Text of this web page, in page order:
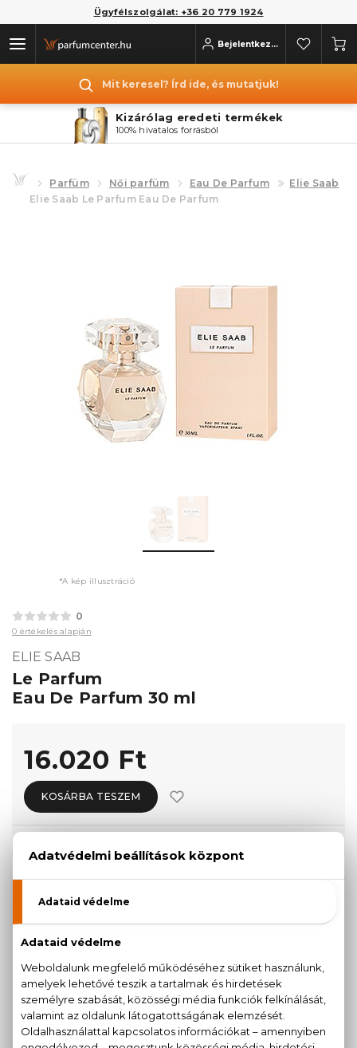
Ügyfélszolgálat: +36 20 779 1924
Bejelentkezés
Mit keresel? Írd ide, és mutatjuk!
Kizárólag eredeti termékek
100% hivatalos forrásból
Parfüm Női parfüm Eau De Parfum
Elie Saab
Elie Saab Le Parfum Eau De Parfum
*A kép illusztráció
0
0 értékelés alapján
ELIE SAAB
Le Parfum
Eau De Parfum 30 ml
16.020 Ft
KOSÁRBA TESZEM
KISZERELÉS KIVÁLASZTÁSA
16.020 Ft
19.510 Ft
Teszter 90 ml
19.730 Ft
KAPCSOLÓDÓ TERMÉKEK